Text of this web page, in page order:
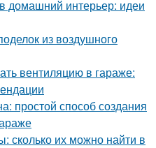
домашний интерьер: идеи
из воздушного
вентиляцию в гараже:
простой способ создания
сколько их можно найти в